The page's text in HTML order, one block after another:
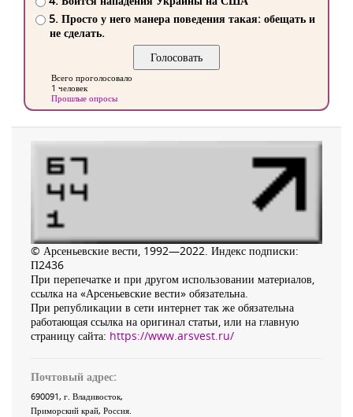
5. Просто у него манера поведения такая: обещать и
не сделать.
Всего проголосовало
1 человек
Прошлые опросы
© Арсеньевские вести, 1992—2022. Индекс подписки:
П2436
При перепечатке и при другом использовании материалов,
ссылка на «Арсеньевские вести» обязательна.
При републикации в сети интернет так же обязательна
работающая ссылка на оригинал статьи, или на главную
страницу сайта: https://www.arsvest.ru/
Почтовый адрес:
690091, г. Владивосток,
Приморский край, Россия